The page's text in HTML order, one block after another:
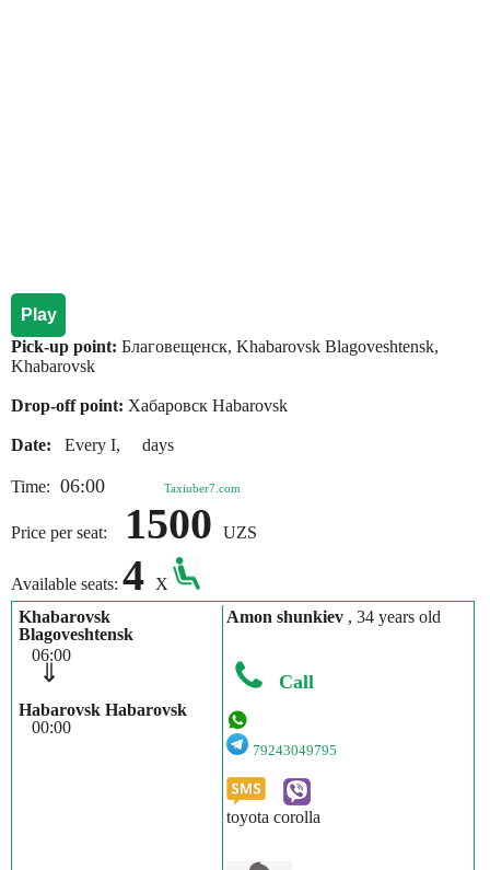
Play
Pick-up point: Благовещенск, Khabarovsk Blagoveshtensk,
Khabarovsk
Drop-off point: Хабаровск Habarovsk
Date: Every I, days
Time: 06:00 Taxiuber7.com
Price per seat: 1500 UZS
Available seats: 4
X
Khabarovsk
Blagoveshtensk
06:00
⇓
Habarovsk Habarovsk
00:00
Amon shunkiev , 34 years old
Call
79243049795
toyota corolla